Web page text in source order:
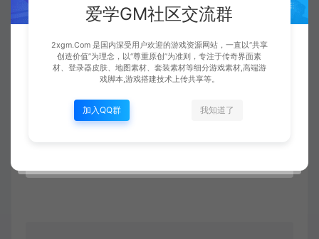
爱学GM社区交流群
2xgm.Com 是国内深受用户欢迎的游戏资源网站，一直以“共享
创造价值”为理念，以“尊重原创”为准则，专注于传奇界面素
材、登录器皮肤、地图素材、套装素材等细分游戏素材,高端游
戏脚本,游戏搭建技术上传共享等。
加入QQ群 我知道了